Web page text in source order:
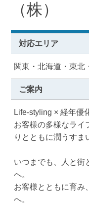
（株）
対応エリア
関東・北海道・東北
ご案内
Life-styling × 経年優
お客様の多様なライ
りとともに潤うすま
いつまでも、人と街
へ。
お客様とともに育み
へ。